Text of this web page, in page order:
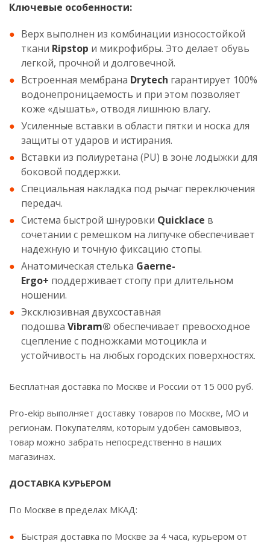
Ключевые особенности:
Верх выполнен из комбинации износостойкой
ткани Ripstop и микрофибры. Это делает обувь
легкой, прочной и долговечной.
Встроенная мембрана Drytech гарантирует 100%
водонепроницаемость и при этом позволяет
коже «дышать», отводя лишнюю влагу.
Усиленные вставки в области пятки и носка для
защиты от ударов и истирания.
Вставки из полиуретана (PU) в зоне лодыжки для
боковой поддержки.
Специальная накладка под рычаг переключения
передач.
Система быстрой шнуровки Quicklace в
сочетании с ремешком на липучке обеспечивает
надежную и точную фиксацию стопы.
Анатомическая стелька Gaerne-
Ergo+ поддерживает стопу при длительном
ношении.
Эксклюзивная двухсоставная
подошва Vibram® обеспечивает превосходное
сцепление с подножками мотоцикла и
устойчивость на любых городских поверхностях.
Бесплатная доставка по Москве и России от 15 000 руб.
Pro-ekip выполняет доставку товаров по Москве, МО и
регионам. Покупателям, которым удобен самовывоз,
товар можно забрать непосредственно в наших
магазинах.
ДОСТАВКА КУРЬЕРОМ
По Москве в пределах МКАД:
Быстрая доставка по Москве за 4 часа, курьером от